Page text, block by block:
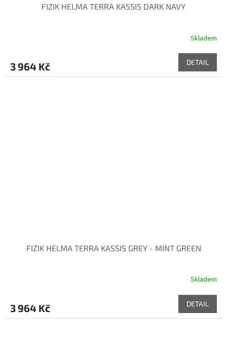
FIZIK HELMA TERRA KASSIS DARK NAVY
Skladem
3 964 Kč DETAIL
FIZIK HELMA TERRA KASSIS GREY - MINT GREEN
Skladem
3 964 Kč DETAIL